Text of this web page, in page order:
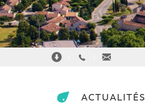
ACTUALITÉS